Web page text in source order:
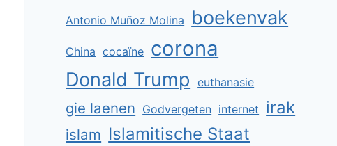
Antonio Muñoz Molina boekenvak
China cocaïne corona
Donald Trump euthanasie
gie laenen Godvergeten internet irak
islam Islamitische Staat